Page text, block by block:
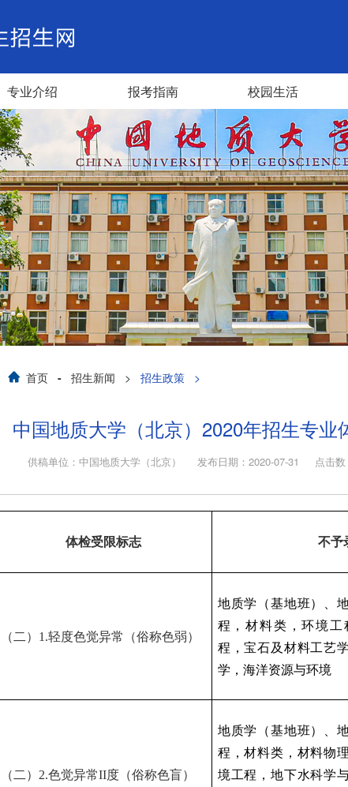
专业介绍 报考指南 校园生活
首页 - 招生新闻 > 招生政策 >
中国地质大学（北京）2020年招生专业
供稿单位：中国地质大学（北京） 发布日期：2020-07-31 点击数
体检受限标志 不予
（二） 1.轻度色觉异常（俗称色弱）
地质学（基地班）、
程，材料类，环境工
程，宝石及材料工艺
学，海洋资源与环境
（二） 2.色觉异常II度（俗称色盲）
地质学（基地班）、
程，材料类，材料物
境工程，地下水科学